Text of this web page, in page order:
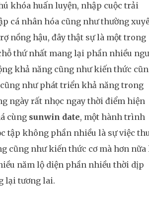
khóa huấn luyện, nhập cuộc trải
cá nhân hóa cũng như thường
nồng hậu, đây thật sự là một trong
thứ nhất mang lại phần nhiều
khả năng cũng như kiến thức
như phát triển khả năng trong
ngày rất nhọc ngay thời điểm hiện
cùng sunwin date, một hành trình
tập không phần nhiều là sự việc
cũng như kiến thức cơ mà hơn nữa
năm lộ diện phần nhiều thời dịp
lại tương lai.